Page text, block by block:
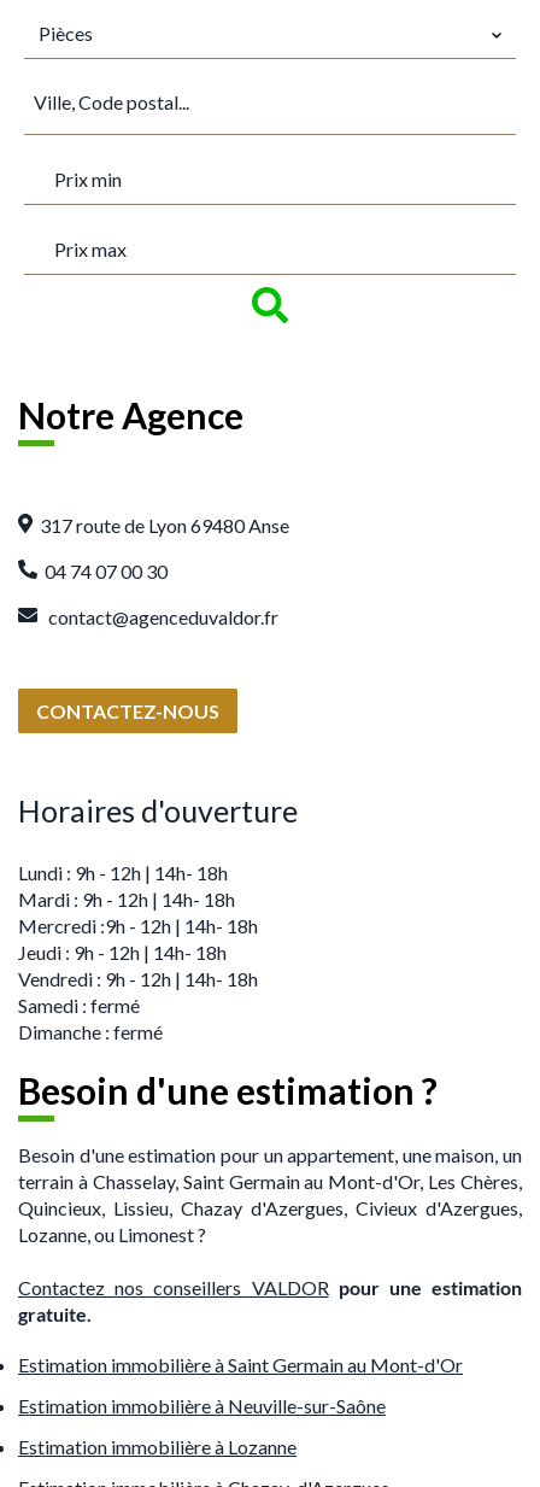
Pièces
Notre Agence
317 route de Lyon 69480 Anse
04 74 07 00 30
contact@agenceduvaldor.fr
CONTACTEZ-NOUS
Horaires d'ouverture
Lundi : 9h - 12h | 14h- 18h
Mardi : 9h - 12h | 14h- 18h
Mercredi :9h - 12h | 14h- 18h
Jeudi : 9h - 12h | 14h- 18h
Vendredi : 9h - 12h | 14h- 18h
Samedi : fermé
Dimanche : fermé
Besoin d'une estimation ?
Besoin d'une estimation pour un appartement, une maison, un
terrain à Chasselay, Saint Germain au Mont-d'Or, Les Chères,
Quincieux, Lissieu, Chazay d'Azergues, Civieux d'Azergues,
Lozanne, ou Limonest ?
Contactez nos conseillers VALDORpour une estimation
gratuite.
Estimation immobilière à Saint Germain au Mont-d'Or
Estimation immobilière à Neuville-sur-Saône
Estimation immobilière à Lozanne